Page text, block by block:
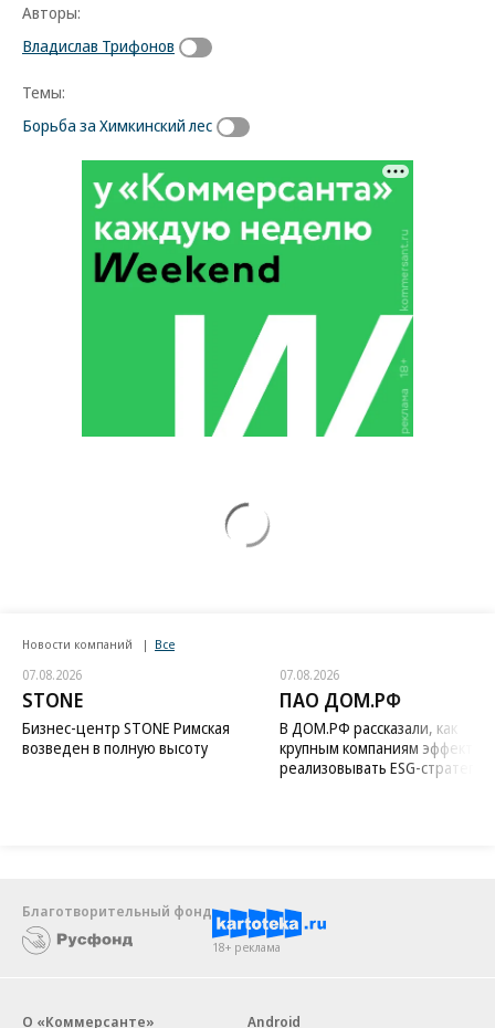
Авторы:
Владислав Трифонов
Темы:
Борьба за Химкинский лес
Новости компаний Все
07.08.2026
STONE
Бизнес-центр STONE Римская
возведен в полную высоту
07.08.2026
ПАО ДОМ.РФ
В ДОМ.РФ рассказали, как
крупным компаниям
реализовывать ESG-стратегию
Благотворительный фонд
18+ реклама
О «Коммерсанте»
Android